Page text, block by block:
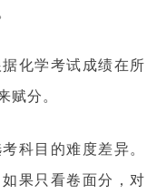
化学考试成绩在所
分。
科目的难度差异。
果只看卷面分，对